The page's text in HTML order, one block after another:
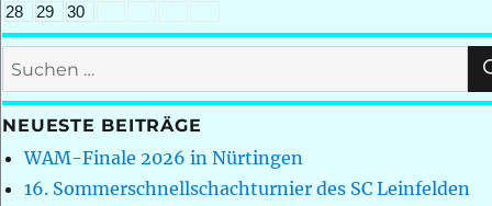
28
29 30
Suchen
nach:
NEUESTE BEITRÄGE
WAM-Finale 2026 in Nürtingen
16. Sommerschnellschachturnier des SC Leinfelden